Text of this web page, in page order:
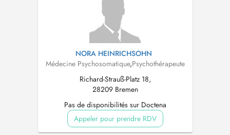
NORA HEINRICHSOHN
Médecine Psychosomatique,Psychothérapeute
Richard-Strauß-Platz 18,
28209 Bremen
Pas de disponibilités sur Doctena
Appeler pour prendre RDV